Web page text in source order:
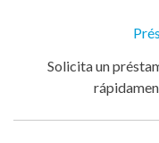
Solicita un